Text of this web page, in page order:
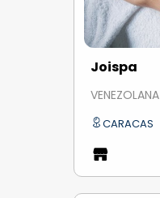
Joispa
VENEZOLANA
CARACAS